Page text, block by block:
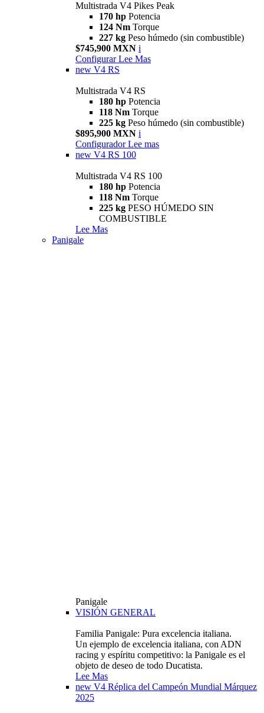
Multistrada V4 Pikes Peak
170 hp Potencia
124 Nm Torque
227 kg Peso húmedo (sin combustible)
$745,900 MXN i
Configurar Lee Mas
new V4 RS
Multistrada V4 RS
180 hp Potencia
118 Nm Torque
225 kg Peso húmedo (sin combustible)
$895,900 MXN i
Configurador Lee mas
new V4 RS 100
Multistrada V4 RS 100
180 hp Potencia
118 Nm Torque
225 kg PESO HÚMEDO SIN
COMBUSTIBLE
Lee Mas
Panigale
Panigale
VISIÓN GENERAL
Familia Panigale: Pura excelencia italiana.
Un ejemplo de excelencia italiana, con ADN
racing y espíritu competitivo: la Panigale es el
objeto de deseo de todo Ducatista.
Lee Mas
new V4 Réplica del Campeón Mundial Márquez
2025